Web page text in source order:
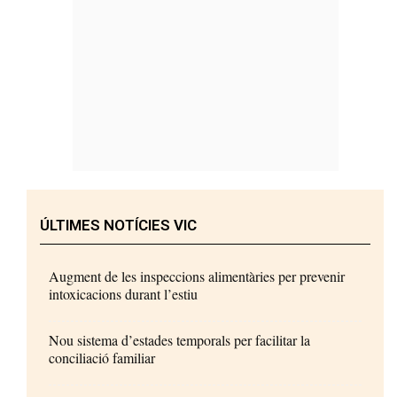
ÚLTIMES NOTÍCIES VIC
Augment de les inspeccions alimentàries per prevenir
intoxicacions durant l’estiu
Nou sistema d’estades temporals per facilitar la
conciliació familiar